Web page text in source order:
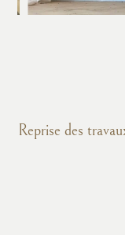
Reprise des